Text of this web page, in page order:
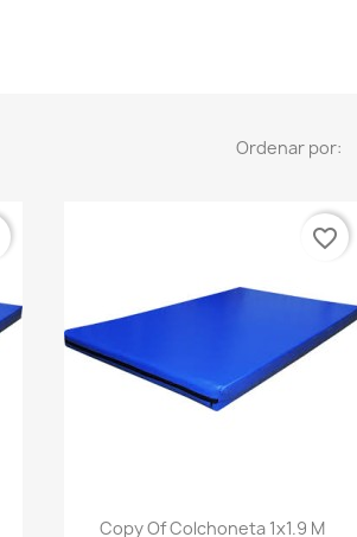
Ordenar por:
Visualização rápida
Copy Of Colchoneta 1x1.9 M
favorite_border